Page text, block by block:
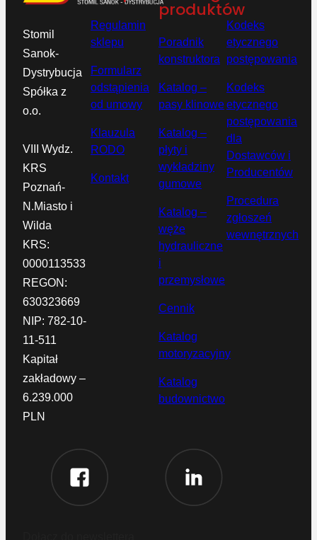
Stomil
Sanok-
Dystrybucja
Spółka z
o.o.
VIII Wydz.
KRS
Poznań-
N.Miasto i
Wilda
KRS:
0000113533
REGON:
630323669
NIP: 782-10-
11-511
Kapitał
zakładowy –
6.239.000
PLN
Regulamin
sklepu
Formularz
odstąpienia
od umowy
Klauzula
RODO
Kontakt
produktów
Poradnik
konstruktora
Katalog –
pasy klinowe
Katalog –
płyty i
wykładziny
gumowe
Katalog –
węże
hydrauliczne
i
przemysłowe
Cennik
Katalog
motoryzacyjny
Katalog
budownictwo
Kodeks
etycznego
postępowania
Kodeks
etycznego
postępowania
dla
Dostawców i
Producentów
Procedura
zgłoszeń
wewnętrznych